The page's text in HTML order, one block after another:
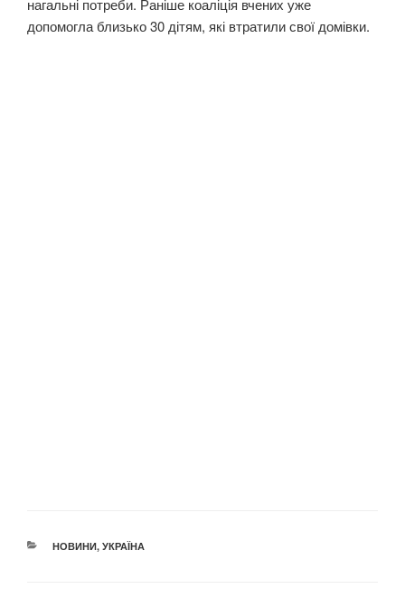
нагальні потреби. Раніше коаліція вчених уже
допомогла близько 30 дітям, які втратили свої домівки.
КАТЕГОРІЇ
НОВИНИ, УКРАЇНА